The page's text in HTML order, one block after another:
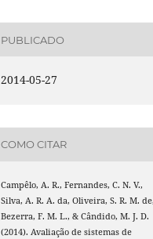
PUBLICADO
2014-05-27
COMO CITAR
Campêlo, A. R., Fernandes, C. N. V.,
Silva, A. R. A. da, Oliveira, S. R. M. de,
Bezerra, F. M. L., & Cândido, M. J. D.
(2014). Avaliação de sistemas de